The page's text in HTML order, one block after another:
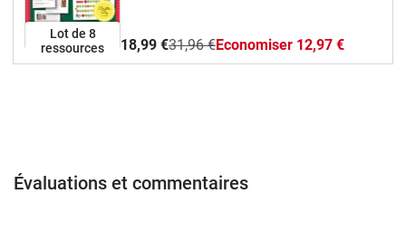
Lot de 8
ressources
certain verb tenses and use them
together with the new vocabulaty and
18,99 €31,96 €Economiser 12,97 €
Évaluations et commentaires